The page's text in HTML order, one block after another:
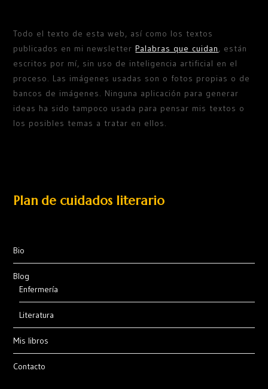
Todo el texto de esta web, así como los textos
publicados en mi newsletterPalabras que cuidan, están
escritos por mí, sin uso de inteligencia artificial en el
proceso. Las imágenes usadas son o fotos propias o de
bancos de imágenes. Ninguna aplicación para generar
ideas ha sido tampoco usada para pensar mis textos o
los posibles temas a tratar en ellos.
Plan de cuidados literario
Bio
Blog
Enfermería
Literatura
Mis libros
Contacto